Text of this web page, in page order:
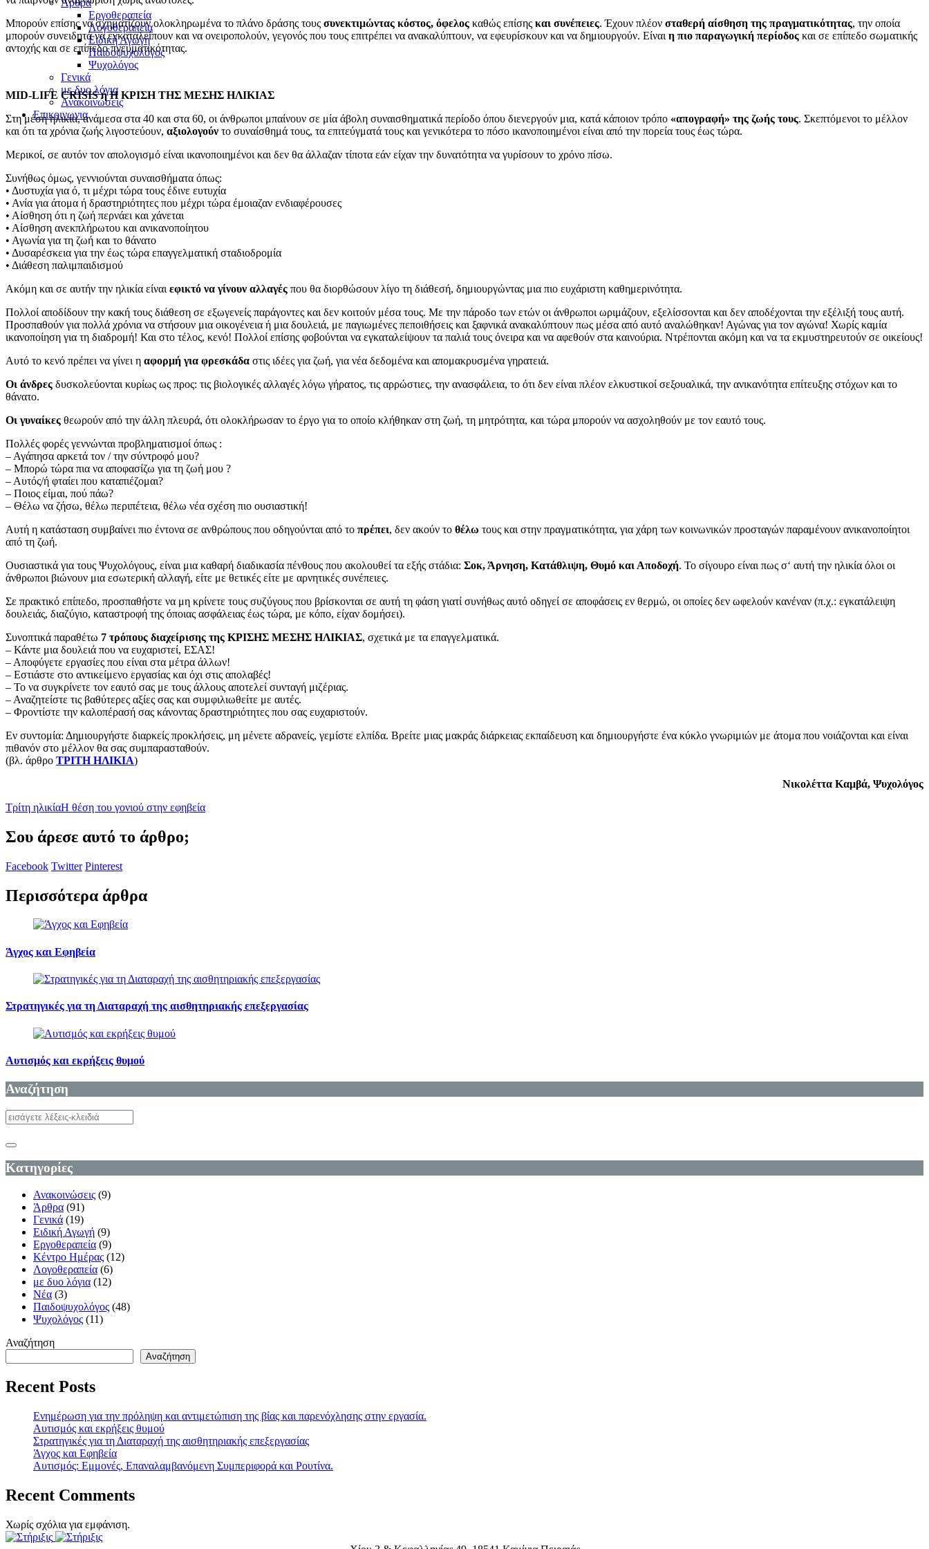
Άρθρα
Εργοθεραπεία
Λογοθεραπεία
Ειδική Αγωγή
Παιδοψυχολόγος
Ψυχολόγος
Γενικά
με δυο λόγια
Ανακοινώσεις
Επικοινωνια
Μπορούν επίσης να σχηματίζουν ολοκληρωμένα το πλάνο δράσης τους συνεκτιμώντας κόστος, όφελος καθώς επίσης και συνέπειες. Έχουν πλέον σταθερή αίσθηση της πραγματικότητας, την οποία
μπορούν συνειδητά να εγκαταλείπουν και να ονειροπολούν, γεγονός που τους επιτρέπει να ανακαλύπτουν, να εφευρίσκουν και να δημιουργούν. Είναι η πιο παραγωγική περίοδος και σε επίπεδο σωματικής
αντοχής και σε επίπεδο πνευματικότητας.
MID-LIFE CRISIS ή Η ΚΡΙΣΗ ΤΗΣ ΜΕΣΗΣ ΗΛΙΚΙΑΣ
Στη μέση ηλικία, ανάμεσα στα 40 και στα 60, οι άνθρωποι μπαίνουν σε μία άβολη συναισθηματικά περίοδο όπου διενεργούν μια, κατά κάποιον τρόπο «απογραφή» της ζωής τους. Σκεπτόμενοι το μέλλον
και ότι τα χρόνια ζωής λιγοστεύουν, αξιολογούν το συναίσθημά τους, τα επιτεύγματά τους και γενικότερα το πόσο ικανοποιημένοι είναι από την πορεία τους έως τώρα.
Μερικοί, σε αυτόν τον απολογισμό είναι ικανοποιημένοι και δεν θα άλλαζαν τίποτα εάν είχαν την δυνατότητα να γυρίσουν το χρόνο πίσω.
Συνήθως όμως, γεννιούνται συναισθήματα όπως:
• Δυστυχία για ό, τι μέχρι τώρα τους έδινε ευτυχία
• Ανία για άτομα ή δραστηριότητες που μέχρι τώρα έμοιαζαν ενδιαφέρουσες
• Αίσθηση ότι η ζωή περνάει και χάνεται
• Αίσθηση ανεκπλήρωτου και ανικανοποίητου
• Αγωνία για τη ζωή και το θάνατο
• Δυσαρέσκεια για την έως τώρα επαγγελματική σταδιοδρομία
• Διάθεση παλιμπαιδισμού
Ακόμη και σε αυτήν την ηλικία είναι εφικτό να γίνουν αλλαγές που θα διορθώσουν λίγο τη διάθεσή, δημιουργώντας μια πιο ευχάριστη καθημερινότητα.
Πολλοί αποδίδουν την κακή τους διάθεση σε εξωγενείς παράγοντες και δεν κοιτούν μέσα τους. Με την πάροδο των ετών οι άνθρωποι ωριμάζουν, εξελίσσονται και δεν αποδέχονται την εξέλιξή τους αυτή.
Προσπαθούν για πολλά χρόνια να στήσουν μια οικογένεια ή μια δουλειά, με παγιωμένες πεποιθήσεις και ξαφνικά ανακαλύπτουν πως μέσα από αυτό αναλώθηκαν! Αγώνας για τον αγώνα! Χωρίς καμία
ικανοποίηση για τη διαδρομή! Και στο τέλος, κενό! Πολλοί επίσης φοβούνται να εγκαταλείψουν τα παλιά τους όνειρα και να αφεθούν στα καινούρια. Ντρέπονται ακόμη και να τα εκμυστηρευτούν σε οικείους!
Αυτό το κενό πρέπει να γίνει η αφορμή για φρεσκάδα στις ιδέες για ζωή, για νέα δεδομένα και απομακρυσμένα γηρατειά.
Οι άνδρες δυσκολεύονται κυρίως ως προς: τις βιολογικές αλλαγές λόγω γήρατος, τις αρρώστιες, την ανασφάλεια, το ότι δεν είναι πλέον ελκυστικοί σεξουαλικά, την ανικανότητα επίτευξης στόχων και το
θάνατο.
Οι γυναίκες θεωρούν από την άλλη πλευρά, ότι ολοκλήρωσαν το έργο για το οποίο κλήθηκαν στη ζωή, τη μητρότητα, και τώρα μπορούν να ασχοληθούν με τον εαυτό τους.
Πολλές φορές γεννώνται προβληματισμοί όπως :
– Αγάπησα αρκετά τον / την σύντροφό μου?
– Μπορώ τώρα πια να αποφασίζω για τη ζωή μου ?
– Αυτός/ή φταίει που καταπιέζομαι?
– Ποιος είμαι, πού πάω?
– Θέλω να ζήσω, θέλω περιπέτεια, θέλω νέα σχέση πιο ουσιαστική!
Αυτή η κατάσταση συμβαίνει πιο έντονα σε ανθρώπους που οδηγούνται από το πρέπει, δεν ακούν το θέλω τους και στην πραγματικότητα, για χάρη των κοινωνικών προσταγών παραμένουν ανικανοποίητοι
από τη ζωή.
Ουσιαστικά για τους Ψυχολόγους, είναι μια καθαρή διαδικασία πένθους που ακολουθεί τα εξής στάδια: Σοκ, Άρνηση, Κατάθλιψη, Θυμό και Αποδοχή. Το σίγουρο είναι πως σ‘ αυτή την ηλικία όλοι οι
άνθρωποι βιώνουν μια εσωτερική αλλαγή, είτε με θετικές είτε με αρνητικές συνέπειες.
Σε πρακτικό επίπεδο, προσπαθήστε να μη κρίνετε τους συζύγους που βρίσκονται σε αυτή τη φάση γιατί συνήθως αυτό οδηγεί σε αποφάσεις εν θερμώ, οι οποίες δεν ωφελούν κανέναν (π.χ.: εγκατάλειψη
δουλειάς, διαζύγιο, καταστροφή της όποιας ασφάλειας έως τώρα, με κόπο, είχαν δομήσει).
Συνοπτικά παραθέτω 7 τρόπους διαχείρισης της ΚΡΙΣΗΣ ΜΕΣΗΣ ΗΛΙΚΙΑΣ, σχετικά με τα επαγγελματικά.
– Κάντε μια δουλειά που να ευχαριστεί, ΕΣΑΣ!
– Αποφύγετε εργασίες που είναι στα μέτρα άλλων!
– Εστιάστε στο αντικείμενο εργασίας και όχι στις απολαβές!
– Το να συγκρίνετε τον εαυτό σας με τους άλλους αποτελεί συνταγή μιζέριας.
– Αναζητείστε τις βαθύτερες αξίες σας και συμφιλιωθείτε με αυτές.
– Φροντίστε την καλοπέρασή σας κάνοντας δραστηριότητες που σας ευχαριστούν.
Εν συντομία: Δημιουργήστε διαρκείς προκλήσεις, μη μένετε αδρανείς, γεμίστε ελπίδα. Βρείτε μιας μακράς διάρκειας εκπαίδευση και δημιουργήστε ένα κύκλο γνωριμιών με άτομα που νοιάζονται και είναι
πιθανόν στο μέλλον θα σας συμπαρασταθούν.
(βλ. άρθρο ΤΡΙΤΗ ΗΛΙΚΙΑ)
Νικολέττα Καμβά, Ψυχολόγος
Τρίτη ηλικίαΗ θέση του γονιού στην εφηβεία
Σου άρεσε αυτό το άρθρο;
Facebook Twitter Pinterest
Περισσότερα άρθρα
Άγχος και Εφηβεία
Στρατηγικές για τη Διαταραχή της αισθητηριακής επεξεργασίας
Αυτισμός και εκρήξεις θυμού
Αναζήτηση
Κατηγορίες
Ανακοινώσεις (9)
Άρθρα (91)
Γενικά (19)
Ειδική Αγωγή (9)
Εργοθεραπεία (9)
Κέντρο Ημέρας (12)
Λογοθεραπεία (6)
με δυο λόγια (12)
Νέα (3)
Παιδοψυχολόγος (48)
Ψυχολόγος (11)
Αναζήτηση
Αναζήτηση
Recent Posts
Ενημέρωση για την πρόληψη και αντιμετώπιση της βίας και παρενόχλησης στην εργασία.
Αυτισμός και εκρήξεις θυμού
Στρατηγικές για τη Διαταραχή της αισθητηριακής επεξεργασίας
Άγχος και Εφηβεία
Αυτισμός: Εμμονές, Επαναλαμβανόμενη Συμπεριφορά και Ρουτίνα.
Recent Comments
Χωρίς σχόλια για εμφάνιση.